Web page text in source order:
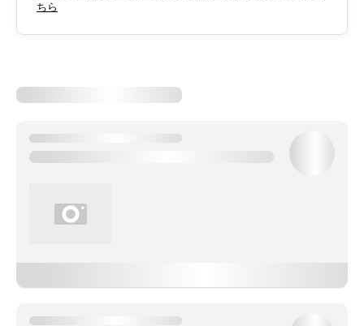
ちら